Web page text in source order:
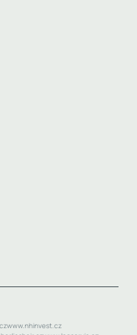
www.nhinvest.cz